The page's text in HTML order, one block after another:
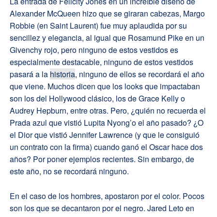
Alexander McQueen hizo que se giraran cabezas, Margo
Robbie (en Saint Laurent) fue muy aplaudida por su
sencillez y elegancia, al igual que Rosamund Pike en un
Givenchy rojo, pero ninguno de estos vestidos es
especialmente destacable, ninguno de estos vestidos
pasará a la historia, ninguno de ellos se recordará el año
que viene. Muchos dicen que los looks que impactaban
son los del Hollywood clásico, los de Grace Kelly o
Audrey Hepburn, entre otras. Pero, ¿quién no recuerda el
Prada azul que vistió Lupita Nyong’o el año pasado? ¿O
el Dior que vistió Jennifer Lawrence (y que le consiguió
un contrato con la firma) cuando ganó el Oscar hace dos
años? Por poner ejemplos recientes. Sin embargo, de
este año, no se recordará ninguno.
En el caso de los hombres, apostaron por el color. Pocos
son los que se decantaron por el negro. Jared Leto en